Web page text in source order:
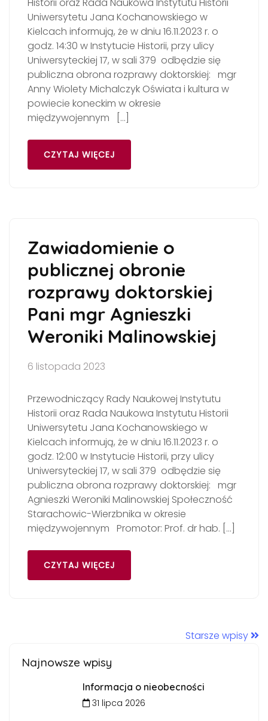
Uniwersytetu Jana Kochanowskiego w
Kielcach informują, że w dniu 16.11.2023 r. o
godz. 14:30 w Instytucie Historii, przy ulicy
Uniwersyteckiej 17, w sali 379 odbędzie się
publiczna obrona rozprawy doktorskiej: mgr
Anny Wiolety Michalczyk Oświata i kultura w
powiecie koneckim w okresie
międzywojennym […]
CZYTAJ WIĘCEJ
Zawiadomienie o
publicznej obronie
rozprawy doktorskiej
Pani mgr Agnieszki
Weroniki Malinowskiej
6 listopada 2023
Przewodniczący Rady Naukowej Instytutu
Historii oraz Rada Naukowa Instytutu Historii
Uniwersytetu Jana Kochanowskiego w
Kielcach informują, że w dniu 16.11.2023 r. o
godz. 12:00 w Instytucie Historii, przy ulicy
Uniwersyteckiej 17, w sali 379 odbędzie się
publiczna obrona rozprawy doktorskiej: mgr
Agnieszki Weroniki Malinowskiej Społeczność
Starachowic-Wierzbnika w okresie
międzywojennym Promotor: Prof. dr hab. […]
CZYTAJ WIĘCEJ
Starsze wpisy
Najnowsze wpisy
Informacja o nieobecności
31 lipca 2026